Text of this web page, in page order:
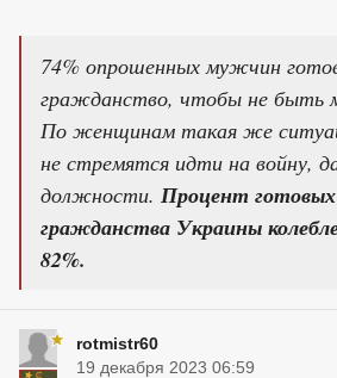
74% опрошенных мужчин
гражданство, чтобы не быть
По женщинам такая же
не стремятся идти на войну,
должности. Процент
гражданства Украины
82%.
rotmistr60
19 декабря 2023 06:59